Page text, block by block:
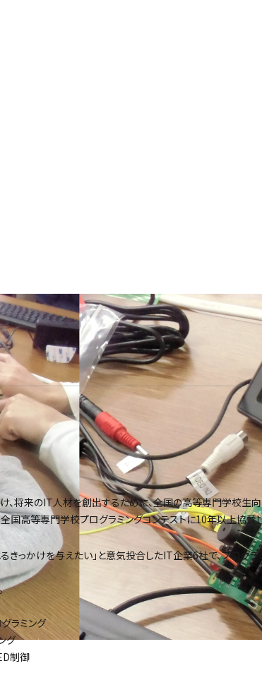
い」「高いITスキルを身に付けて社会で活躍してほ
うすれば次世代に貢献できるか試行錯誤しながら活
将来のIT人材を創出するために、全国の高等専門学校生
国高等専門学校プログラミングコンテストに10年以上協賛し
っかけを与えたい」と意気投合したIT企業6社で、プログ
ラミング
グ
制御